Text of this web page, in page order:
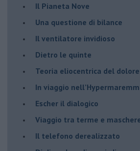
​Il Pianeta Nove
​Una questione di bilance
​Il ventilatore invidioso
​Dietro le quinte
​Teoria eliocentrica del dolore
In viaggio
​Escher il dialogico
​Viaggio tra terme e
Il telefono derealizzato